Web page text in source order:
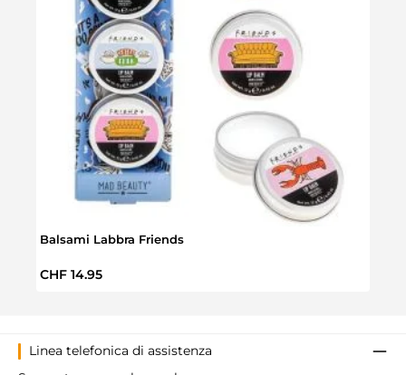
Balsami Labbra Friends
Prezzo normale:
CHF 14.95
Linea telefonica di assistenza